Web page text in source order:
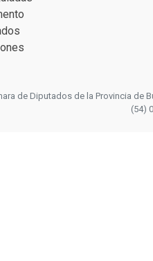
de Diputados de la Provincia de
(54)